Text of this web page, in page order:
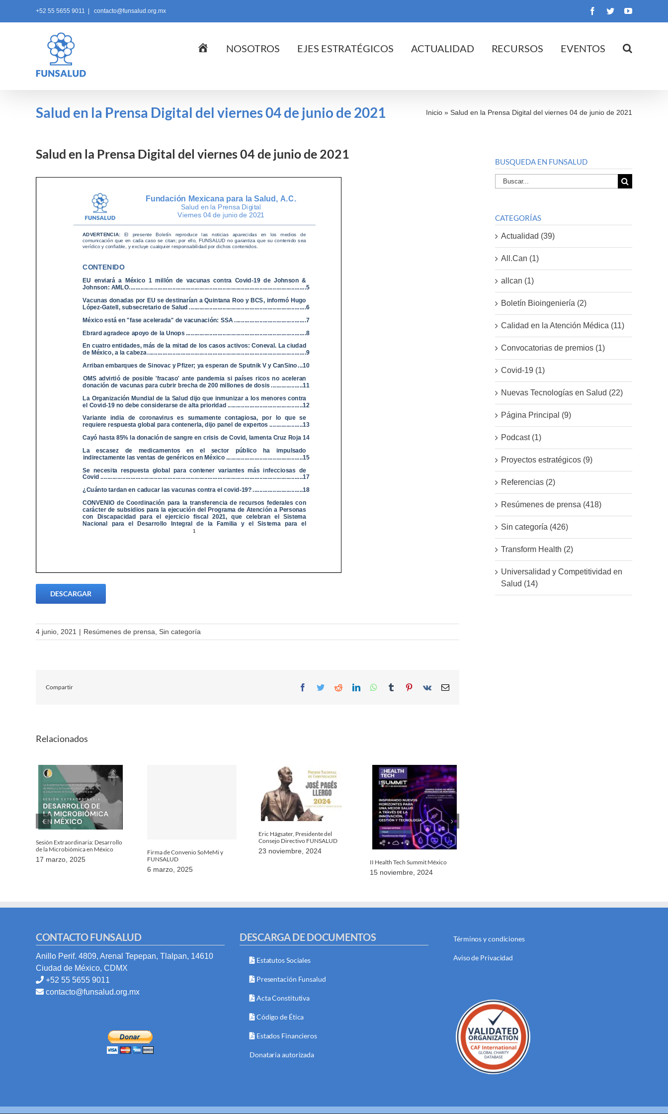
+52 55 5655 9011 contacto@funsalud.org.mx Facebook
TwitterYouTube
InicioNOSOTROS EJES ESTRATÉGICOS ACTUALIDAD RECURSOS EVENTOS
Salud en la Prensa Digital del viernes 04 de junio de 2021 Inicio » Salud en la Prensa Digital del viernes 04 de junio de 2021
Salud en la Prensa Digital del viernes 04 de junio de 2021
DESCARGAR
4 junio, 2021 | Resúmenes de prensa Sin categoría
Compartir Facebook
TwitterRedditLinkedInWhatsApp
Tumblr Pinterest
Vk Email
Relacionados
Sesión Extraordinaria: Desarrollo
de la Microbiómica en México
17 marzo, 2025
Firma de Convenio SoMeMi y
FUNSALUD
6 marzo, 2025
Eric Hágsater, Presidente del
Consejo Directivo FUNSALUD
23 noviembre, 2024
II Health Tech Summit México
15 noviembre, 2024
BUSQUEDA EN FUNSALUD
Buscar
por:
CATEGORÍAS
Actualidad (39)
All.Can (1)
allcan (1)
Boletín Bioingeniería (2)
Calidad en la Atención Médica (11)
Convocatorias de premios (1)
Covid-19 (1)
Nuevas Tecnologías en Salud (22)
Página Principal (9)
Podcast (1)
Proyectos estratégicos (9)
Referencias (2)
Resúmenes de prensa (418)
Sin categoría (426)
Transform Health (2)
Universalidad y Competitividad en
Salud (14)
CONTACTO FUNSALUD
Anillo Perif. 4809, Arenal Tepepan, Tlalpan, 14610
Ciudad de México, CDMX
+52 55 5655 9011
contacto@funsalud.org.mx
DESCARGA DE DOCUMENTOS
Estatutos Sociales
Presentación Funsalud
Acta Constitutiva
Código de Ética
Estados Financieros
Donataria autorizada
Términos y condiciones
Aviso de Privacidad